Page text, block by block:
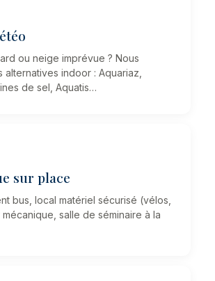
ou neige imprévue ? Nous
alternatives indoor : Aquariaz,
de sel, Aquatis…
sur place
bus, local matériel sécurisé (vélos,
salle de séminaire à la